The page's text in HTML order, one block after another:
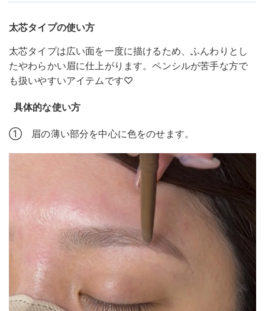
太芯タイプの使い方
太芯タイプは広い面を一度に描けるため、ふんわりとし
たやわらかい眉に仕上がります。ペンシルが苦手な方で
も扱いやすいアイテムです♡
具体的な使い方
① 眉の薄い部分を中心に色をのせます。